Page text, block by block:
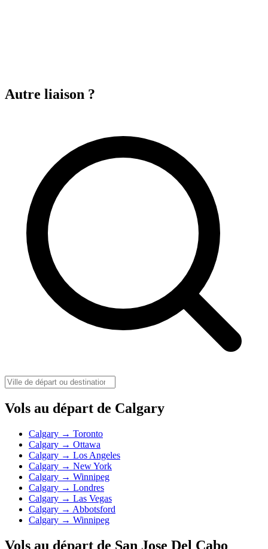
Autre liaison ?
Vols au départ de Calgary
Calgary → Toronto
Calgary → Ottawa
Calgary → Los Angeles
Calgary → New York
Calgary → Winnipeg
Calgary → Londres
Calgary → Las Vegas
Calgary → Abbotsford
Calgary → Winnipeg
Vols au départ de San Jose Del Cabo